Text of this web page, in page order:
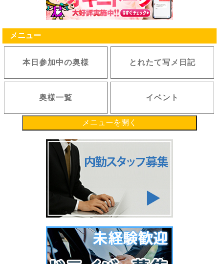
定に従うものとします。
3.ポイントを利用して弊社が提供する各種サービスを利用した際、残りの利用額相当のポイント
付与はありません。
くは全部を取り消すことができます。
(3) 理由の如何によらず、注文がキャンセル・金額変更された場合
消滅します。
8.ポイントは、本サービス利用時の会員IDに付与するものとし、異なるID間でのポイントの移動
は行えません。ならびに複数IDの統合、保持ポイントの合算は如何なる理由があってもお受け致
しません。
9.弊社が必要であると判断した場合、弊社は利用者に事前に通知することなく、いつでもポイン
ト付与の停止もしくは中止、または付与条件の変更、付与済みのポイント数の変更、ポイントの
利用停止もしくは中止あるいは利用条件の変更を行うことができるものとします。本条項に基づ
いて弊社がポイントの付与または利用の停止等を行った場合でも、利用者に対して一切責任を負
1.会員は、弊社が定める方法により保有するポイントを1ポイントを1円相当分として、当サイト
の店舗に対する取引の代金決済の全部または一部に利用することができます。
2.第1項に定めるポイントの利用は、会員の申し込みに対して弊社が弊社の定める方法で承諾した
場合に効力を発するものとします。
3.１回の注文に利用できるポイントの下限は1,000ポイント、上限は3,000ポイントです。
4.弊社は、会員が一定期間に利用できるポイント数の下限、上限を設定する等、ポイント利用に
制限を設ける権利を有します。また、当該制限を設けた場合に、この内容を予告なく変更または
追加する場合がありますが、利用者はいずれの場合についても弊社の決定に従うものとします。
5.会員がポイントを利用し、その後対象取引が何らかの事情で取り消され、弊社が相当であると
判断した場合、原則として当該取引に利用されたポイントが合理的期間内に会員に返還され、現
金による返還は行われません。
6.会員はいかなる場合でも、ポイントを換金することはできません。
メニュー
本日参加中の奥様 とれたて写メ日記
奥様一覧 イベント
メニューを開く